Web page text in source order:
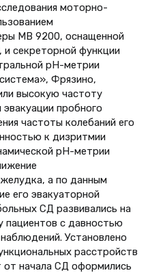
моторно-
МВ 9200, оснащенной
секреторной функции
рН-метрии
Фрязино,
высокую частоту
эвакуации пробного
частоты колебаний его
к дизритмии
рН-метрии
а по данным
его эвакуаторной
СД развивались на
пациентов с давностью
Установлено
расстройств
начала СД оформились